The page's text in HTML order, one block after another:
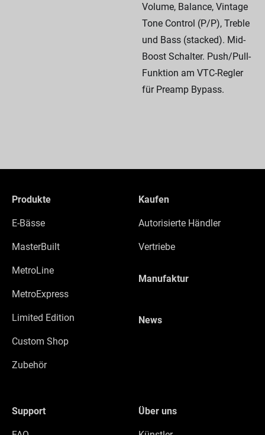
Volume, Balance, Vintage
Tone Control (P/P), Treble
und Bass (stacked). Mid-
Boost Schalter. Push/Pull-
Funktion am VTC-Regler
für Preamp Bypass.
Produkte
E-Bässe
MasterBuilt
MetroLine
MetroExpress
Limited Edition
Custom Shop
Zubehör
Kaufen
Autorisierte Händler
Vertriebe
Manufaktur
News
Support Über uns